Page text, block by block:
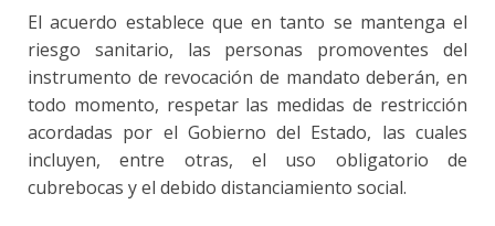
El acuerdo establece que en tanto se mantenga el
riesgo sanitario, las personas promoventes del
instrumento de revocación de mandato deberán, en
todo momento, respetar las medidas de restricción
acordadas por el Gobierno del Estado, las cuales
incluyen, entre otras, el uso obligatorio de
cubrebocas y el debido distanciamiento social.